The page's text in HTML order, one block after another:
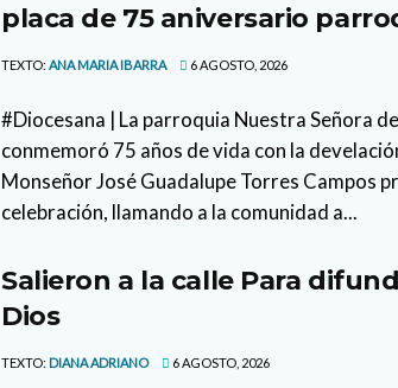
placa de 75 aniversario
TEXTO: ANA MARIA IBARRA 6 AGOSTO, 2026
#Diocesana | La parroquia Nuestra Señora
conmemoró 75 años de vida con la
Monseñor José Guadalupe Torres Campos
celebración, llamando a la comunidad a...
Salieron a la calle Para
Dios
TEXTO: DIANA ADRIANO 6 AGOSTO, 2026